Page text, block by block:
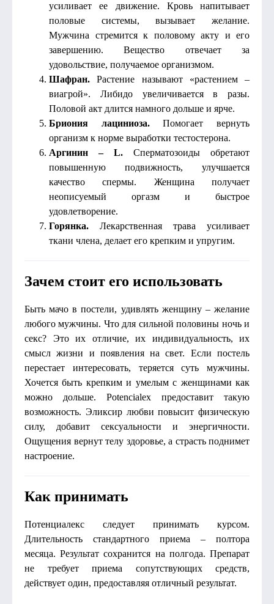
усиливает ее движение. Кровь напитывает
половые системы, вызывает желание.
Мужчина стремится к половому акту и его
завершению. Вещество отвечает за
удовольствие, получаемое организмом.
Шафран. Растение называют «растением –
виагрой». Либидо увеличивается в разы.
Половой акт длится намного дольше и ярче.
Бриония лациниоза.Помогает вернуть
организм к норме выработки тестостерона.
Аргинин – L. Сперматозоиды обретают
повышенную подвижность, улучшается
качество спермы. Женщина получает
неописуемый оргазм и быстрое
удовлетворение.
Горянка. Лекарственная трава усиливает
ткани члена, делает его крепким и упругим.
Зачем стоит его использовать
Быть мачо в постели, удивлять женщину – желание
любого мужчины. Что для сильной половины ночь и
секс? Это их отличие, их индивидуальность, их
смысл жизни и появления на свет. Если постель
перестает интересовать, теряется суть мужчины.
Хочется быть крепким и умелым с женщинами как
можно дольше. Potencialex предоставит такую
возможность. Эликсир любви повысит физическую
силу, добавит сексуальности и энергичности.
Ощущения вернут телу здоровье, а страсть поднимет
настроение.
Как принимать
Потенциалекс следует принимать курсом.
Длительность стандартного приема – полтора
месяца. Результат сохранится на полгода. Препарат
не требует приема сопутствующих средств,
действует один, предоставляя отличный результат.